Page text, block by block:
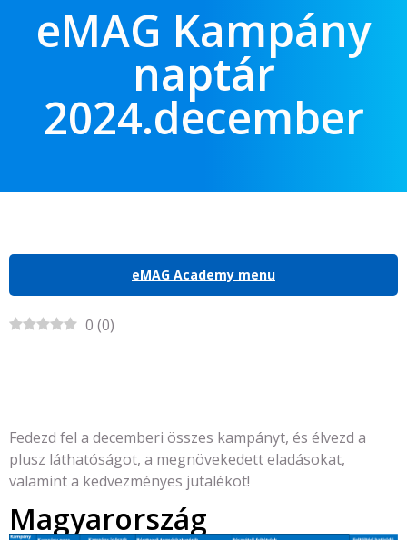
eMAG Kampány
naptár
2024.december
eMAG Academy menu
0 (0)
Fedezd fel a decemberi összes kampányt, és élvezd a
plusz láthatóságot, a megnövekedett eladásokat,
valamint a kedvezményes jutalékot!
Magyarország